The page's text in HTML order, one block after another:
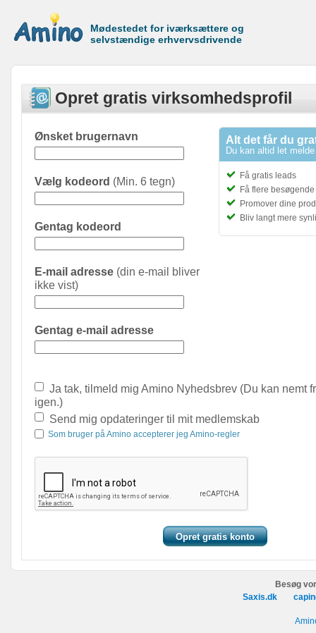
Mødestedet for iværksættere og
selvstændige erhvervsdrivende
Opret gratis virksomhedsprofil
Alt det får du
Du kan altid let
Få gratis leads
Få flere
Promover dine
Bliv langt mere
Ønsket brugernavn
Vælg kodeord (Min. 6 tegn)
Gentag kodeord
E-mail adresse (din e-mail bliver
ikke vist)
Gentag e-mail adresse
Ja tak, tilmeld mig Amino Nyhedsbrev (Du kan nemt
igen.)
Send mig opdateringer til mit medlemskab
Som bruger på Amino accepterer jeg Amino-regler
Besøg
Saxis.dk